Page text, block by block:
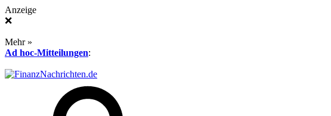
Anzeige
❌
Mehr »
Ad hoc-Mitteilungen: